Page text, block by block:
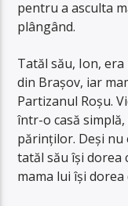
pentru a asculta
plângând.
Tatăl său, Ion,
din Brașov, iar
Partizanul Roșu.
într-o casă
părinților. Deși nu
tatăl său își dorea
mama lui își